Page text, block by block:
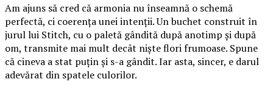
Am ajuns să cred că armonia nu înseamnă o schemă
perfectă, ci coerența unei intenții. Un buchet construit în
jurul lui Stitch, cu o paletă gândită după anotimp și după
om, transmite mai mult decât niște flori frumoase. Spune
că cineva a stat puțin și s-a gândit. Iar asta, sincer, e darul
adevărat din spatele culorilor.